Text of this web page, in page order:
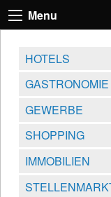
Menu
HOTELS
GASTRONOMIE
GEWERBE
SHOPPING
IMMOBILIEN